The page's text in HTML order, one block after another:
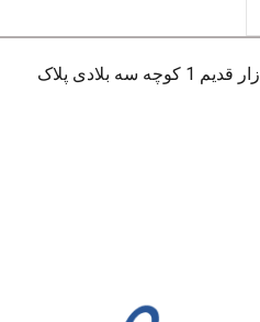
بوشهر دهدشتی کوچه بازار قدیم 1 کوچه سه بلادی پلاک